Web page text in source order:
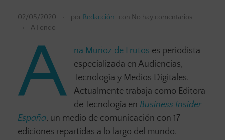
02/05/2020 por Redacción con No hay comentarios
A Fondo
A na Muñoz de Frutos es periodista
especializada en Audiencias,
Tecnología y Medios Digitales.
Actualmente trabaja como Editora
de Tecnología en Business Insider
España, un medio de comunicación con 17
ediciones repartidas a lo largo del mundo.